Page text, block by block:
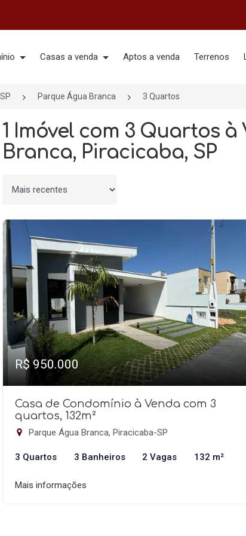
Casas a venda Aptos a venda Terrenos
Parque Água Branca 3 Quartos
1 Imóvel com 3 Quartos
Branca, Piracicaba, SP
Ordenar por
R$ 950.000
Casa de Condomínio à Venda com 3
quartos, 132m²
Parque Água Branca, Piracicaba-SP
3 Quartos 3 Banheiros 2 Vagas 132 m²
Mais informações